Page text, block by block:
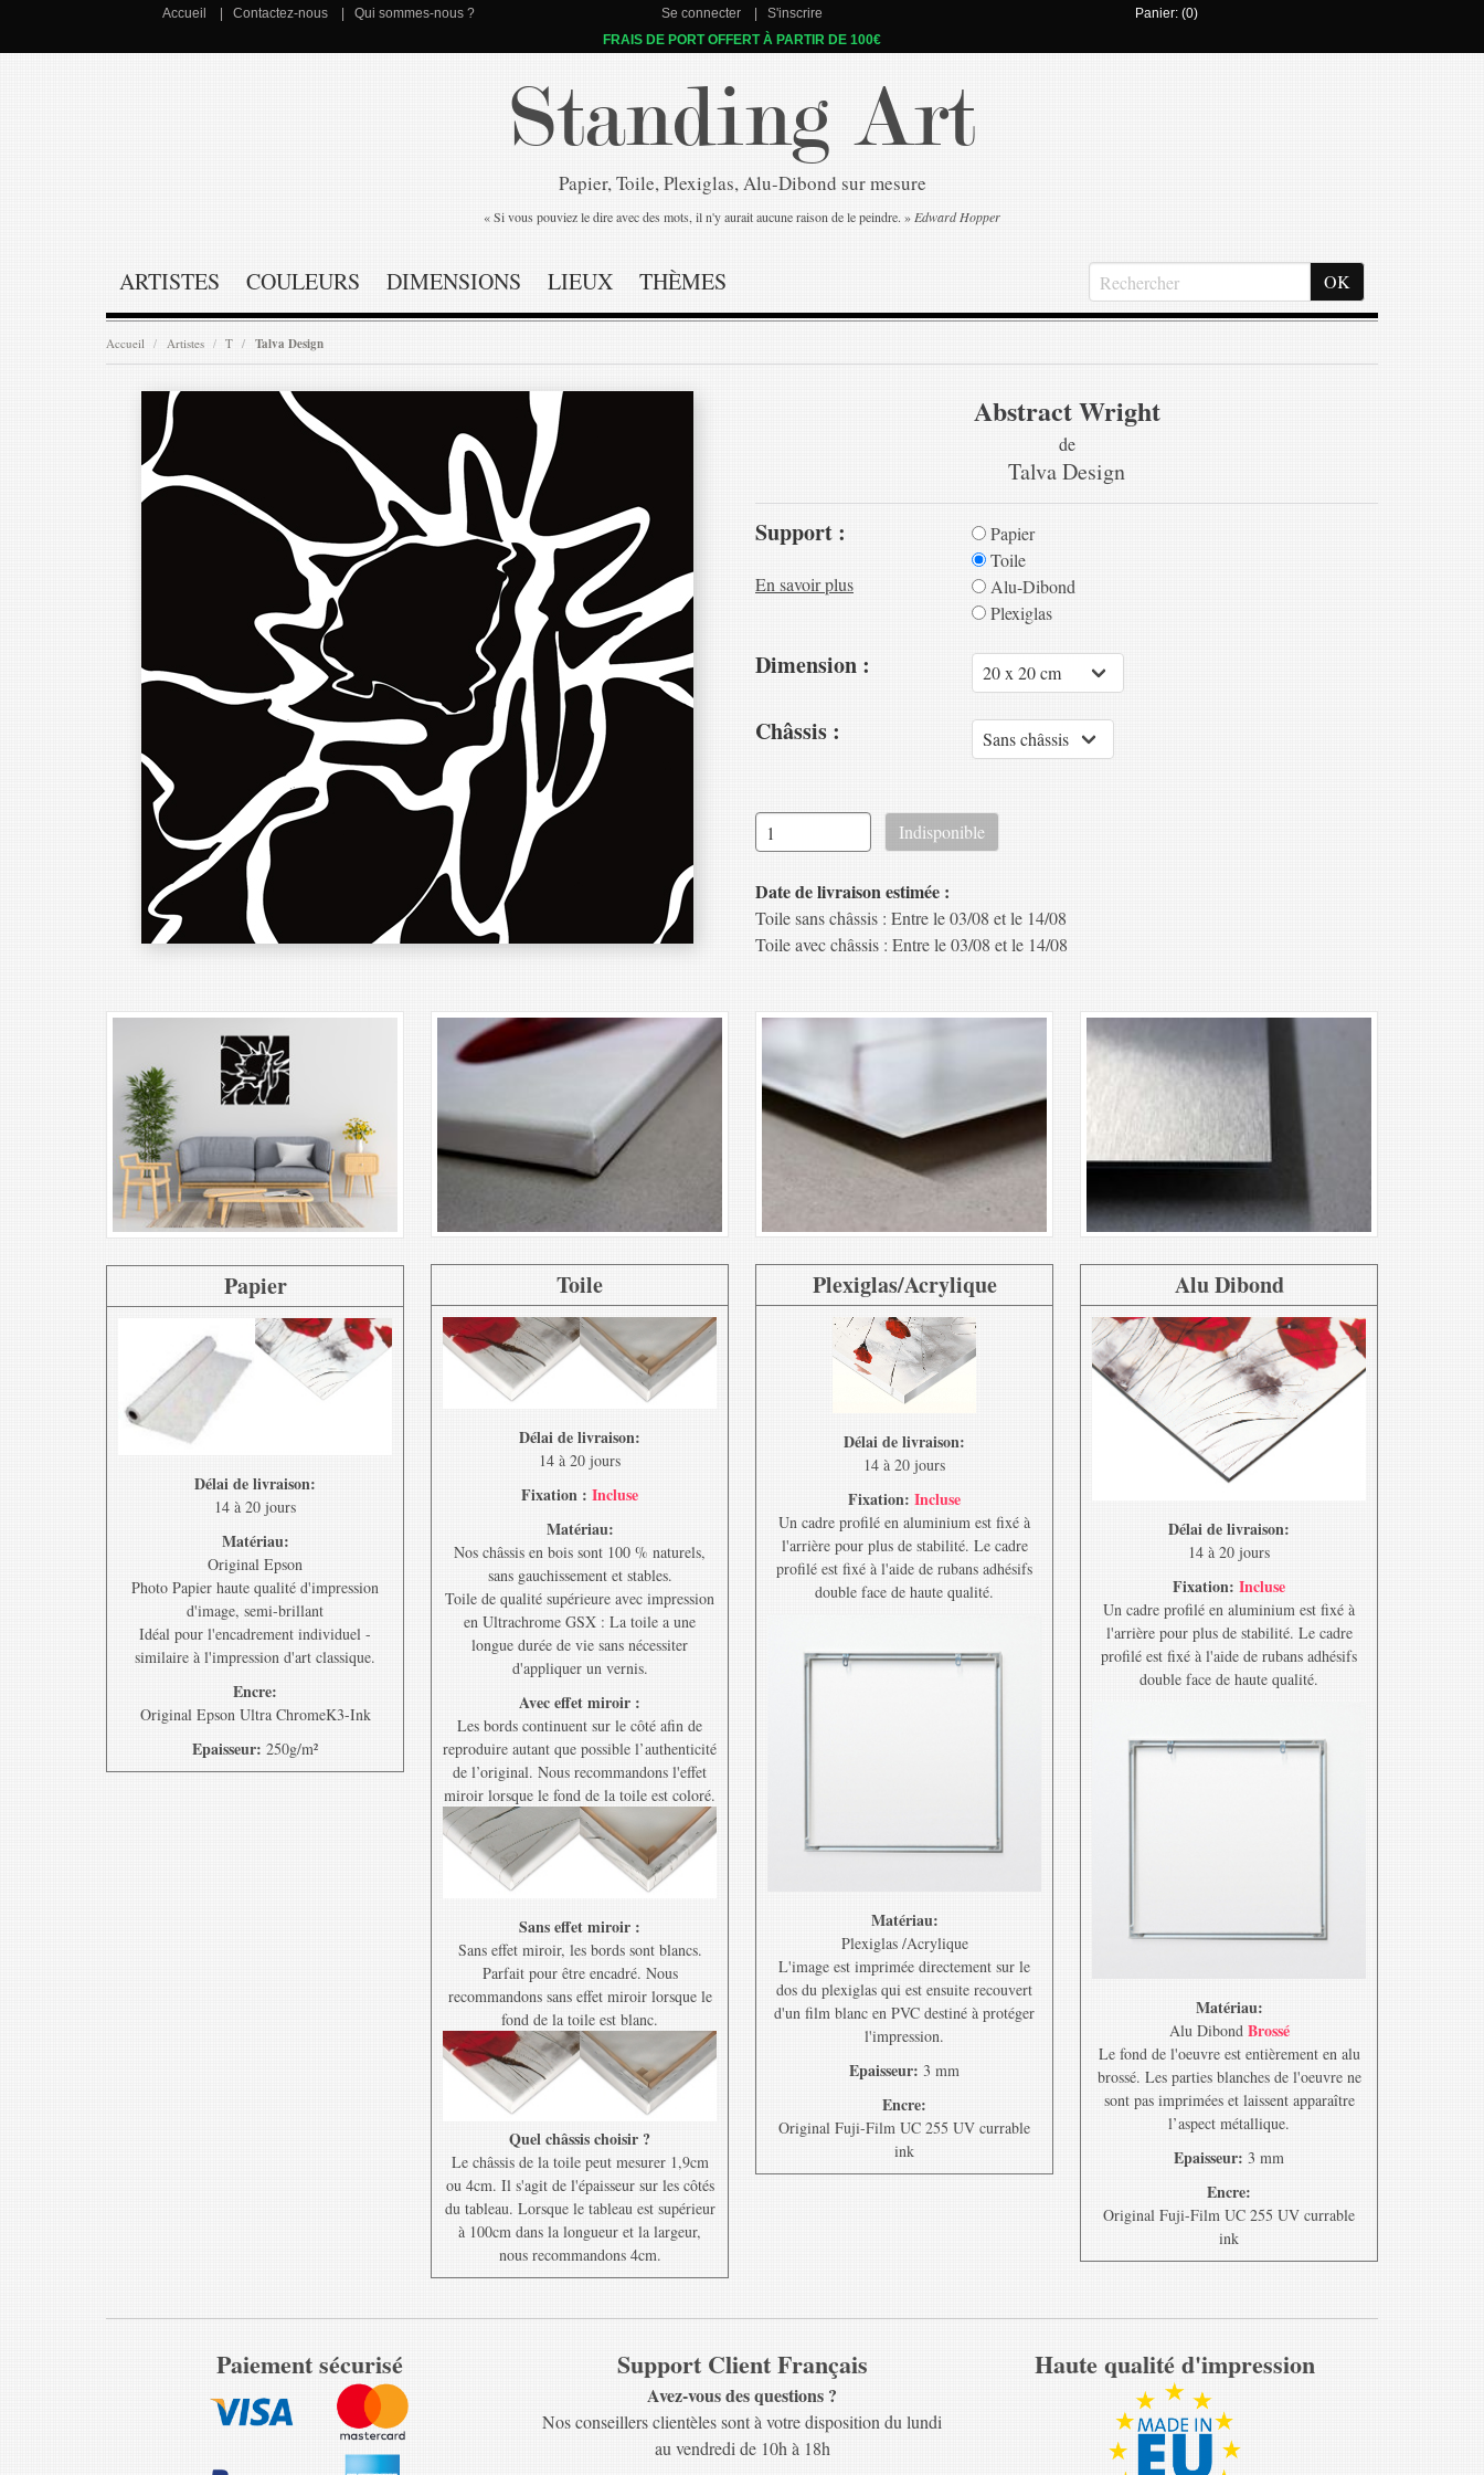
Accueil Contactez-nous Qui sommes-nous ? Se connecter S'inscrire
Panier: (0)
FRAIS DE PORT OFFERT À PARTIR DE 100€
Standing Art
Papier, Toile, Plexiglas, Alu-Dibond sur mesure
« Si vous pouviez le dire avec des mots, il n'y aurait aucune raison de le peindre. » Edward Hopper
ARTISTES COULEURS DIMENSIONS LIEUX THÈMES
Accueil Artistes T Talva Design
Abstract Wright
de
Talva Design
Support :
En savoir plus
Papier
Toile
Alu-Dibond
Plexiglas
Dimension :
Châssis :
Date de livraison estimée :
Toile sans châssis : Entre le 03/08 et le 14/08
Toile avec châssis : Entre le 03/08 et le 14/08
Papier
Délai de livraison:
14 à 20 jours
Matériau:
Original Epson
Photo Papier haute qualité d'impression
d'image, semi-brillant
Idéal pour l'encadrement individuel -
similaire à l'impression d'art classique.
Encre:
Original Epson Ultra ChromeK3-Ink
Epaisseur: 250g/m²
Toile
Délai de livraison:
14 à 20 jours
Fixation : Incluse
Matériau:
Nos châssis en bois sont 100 % naturels,
sans gauchissement et stables.
Toile de qualité supérieure avec impression
en Ultrachrome GSX : La toile a une
longue durée de vie sans nécessiter
d'appliquer un vernis.
Avec effet miroir :
Les bords continuent sur le côté afin de
reproduire autant que possible l’authenticité
de l’original. Nous recommandons l'effet
miroir lorsque le fond de la toile est coloré.
Sans effet miroir :
Sans effet miroir, les bords sont blancs.
Parfait pour être encadré. Nous
recommandons sans effet miroir lorsque le
fond de la toile est blanc.
Quel châssis choisir ?
Le châssis de la toile peut mesurer 1,9cm
ou 4cm. Il s'agit de l'épaisseur sur les côtés
du tableau. Lorsque le tableau est supérieur
à 100cm dans la longueur et la largeur,
nous recommandons 4cm.
Plexiglas/Acrylique
Délai de livraison:
14 à 20 jours
Fixation: Incluse
Un cadre profilé en aluminium est fixé à
l'arrière pour plus de stabilité. Le cadre
profilé est fixé à l'aide de rubans adhésifs
double face de haute qualité.
Matériau:
Plexiglas /Acrylique
L'image est imprimée directement sur le
dos du plexiglas qui est ensuite recouvert
d'un film blanc en PVC destiné à protéger
l'impression.
Epaisseur: 3 mm
Encre:
Original Fuji-Film UC 255 UV currable
ink
Alu Dibond
Délai de livraison:
14 à 20 jours
Fixation: Incluse
Un cadre profilé en aluminium est fixé à
l'arrière pour plus de stabilité. Le cadre
profilé est fixé à l'aide de rubans adhésifs
double face de haute qualité.
Matériau:
Alu Dibond Brossé
Le fond de l'oeuvre est entièrement en alu
brossé. Les parties blanches de l'oeuvre ne
sont pas imprimées et laissent apparaître
l’aspect métallique.
Epaisseur: 3 mm
Encre:
Original Fuji-Film UC 255 UV currable
ink
Paiement sécurisé Support Client Français
Avez-vous des questions ?
Nos conseillers clientèles sont à votre disposition du lundi
au vendredi de 10h à 18h
Haute qualité d'impression